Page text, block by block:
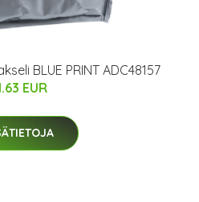
BLUE PRINT ADC48157
EUR